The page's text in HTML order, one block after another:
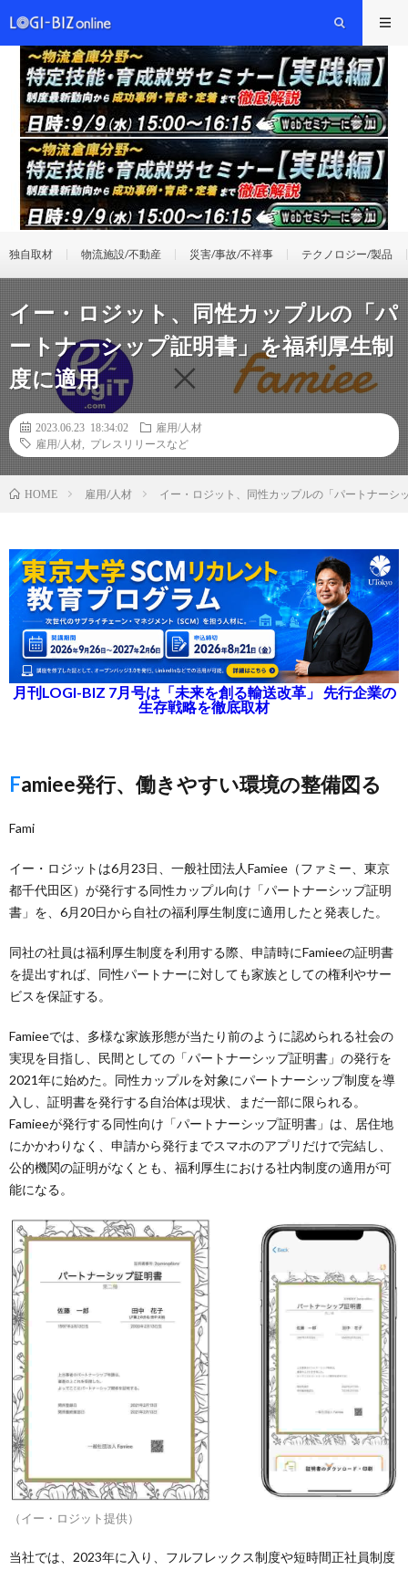
独自取材 物流施設/不動産 災害/事故/不祥事 テクノロジー/製品
イー・ロジット、同性カップルの「パ
ートナーシップ証明書」を福利厚生制
度に適用
2023.06.23 18:34:02
雇用/人材
雇用/人材
プレスリリースなど
HOME 雇用/人材 イー・ロジット、同性カップルの「パートナーシ
月刊LOGI-BIZ 7月号は「未来を創る輸送改革」 先行企業の
生存戦略を徹底取材
Famiee発行、働きやすい環境の整備図る
Fami
イー・ロジットは6月23日、一般社団法人Famiee（ファミー、東京
都千代田区）が発行する同性カップル向け「パートナーシップ証明
書」を、6月20日から自社の福利厚生制度に適用したと発表した。
同社の社員は福利厚生制度を利用する際、申請時にFamieeの証明書
を提出すれば、同性パートナーに対しても家族としての権利やサー
ビスを保証する。
Famieeでは、多様な家族形態が当たり前のように認められる社会の
実現を目指し、民間としての「パートナーシップ証明書」の発行を
2021年に始めた。同性カップルを対象にパートナーシップ制度を導
入し、証明書を発行する自治体は現状、まだ一部に限られる。
Famieeが発行する同性向け「パートナーシップ証明書」は、居住地
にかかわりなく、申請から発行までスマホのアプリだけで完結し、
公的機関の証明がなくとも、福利厚生における社内制度の適用が可
能になる。
（イー・ロジット提供）
当社では、2023年に入り、フルフレックス制度や短時間正社員制度